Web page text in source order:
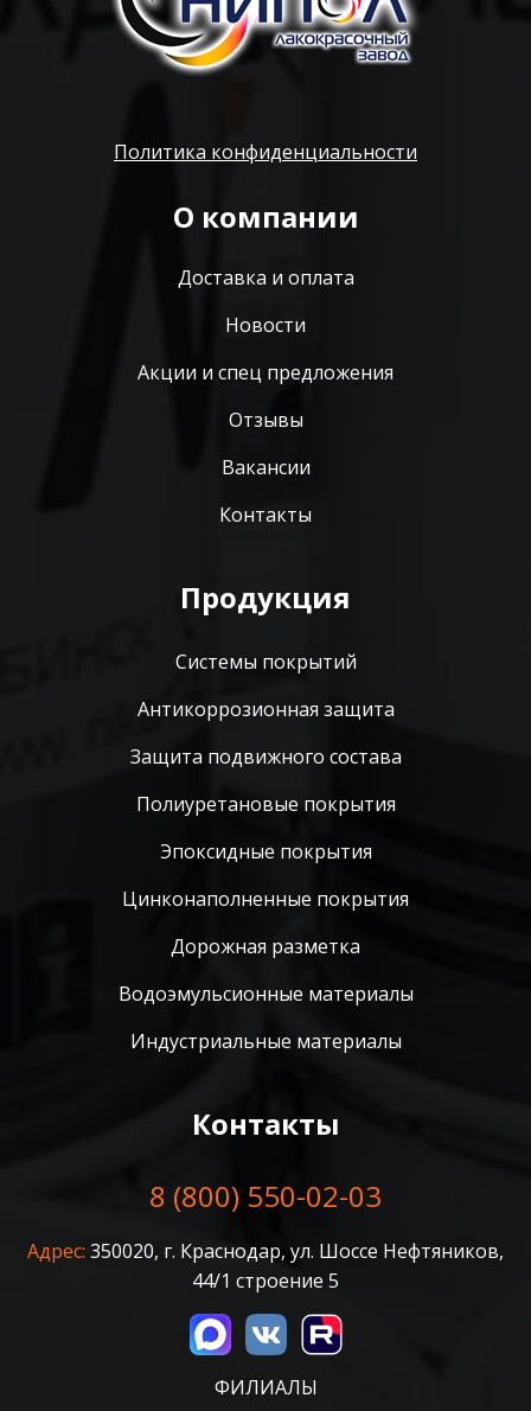
Политика конфиденциальности
О компании
Доставка и оплата
Новости
Акции и спец предложения
Отзывы
Вакансии
Контакты
Продукция
Системы покрытий
Антикоррозионная защита
Защита подвижного состава
Полиуретановые покрытия
Эпоксидные покрытия
Цинконаполненные покрытия
Дорожная разметка
Водоэмульсионные материалы
Индустриальные материалы
Контакты
8 (800) 550-02-03
Адрес: 350020, г. Краснодар, ул. Шоссе Нефтяников,
44/1 строение 5
ФИЛИАЛЫ